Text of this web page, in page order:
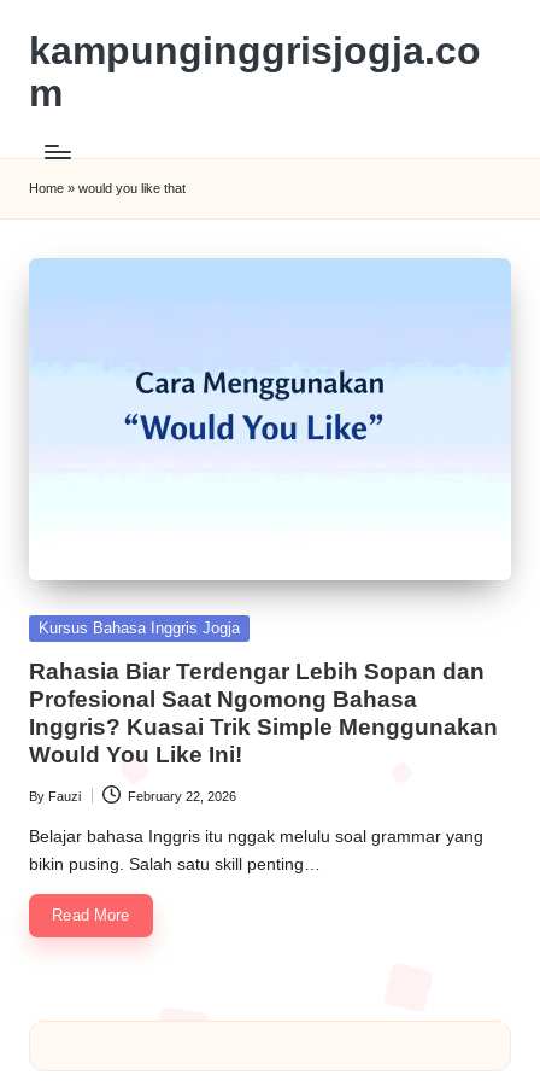
kampunginggrisjogja.co
m
Home » would you like that
Kursus Bahasa Inggris Jogja
Rahasia Biar Terdengar Lebih Sopan dan
Profesional Saat Ngomong Bahasa
Inggris? Kuasai Trik Simple Menggunakan
Would You Like Ini!
By Fauzi February 22, 2026
Belajar bahasa Inggris itu nggak melulu soal grammar yang
bikin pusing. Salah satu skill penting…
Read More